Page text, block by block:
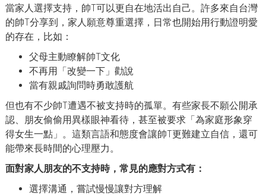
當家人選擇支持，帥T可以更自在地活出自己。許多來自台灣
的帥T分享到，家人願意尊重選擇，日常也開始用行動證明愛
的存在，比如：
父母主動瞭解帥T文化
不再用「改變一下」勸說
當有親戚詢問時勇敢護航
但也有不少帥T遭遇不被支持時的孤單。有些家長不願公開承
認、朋友偷偷用異樣眼神看待，甚至被要求「為家庭形象穿
得女生一點」。這類言語和態度會讓帥T更難建立自信，還可
能帶來長時間的心理壓力。
面對家人朋友的不支持時，常見的應對方式有：
選擇溝通，嘗試慢慢讓對方理解